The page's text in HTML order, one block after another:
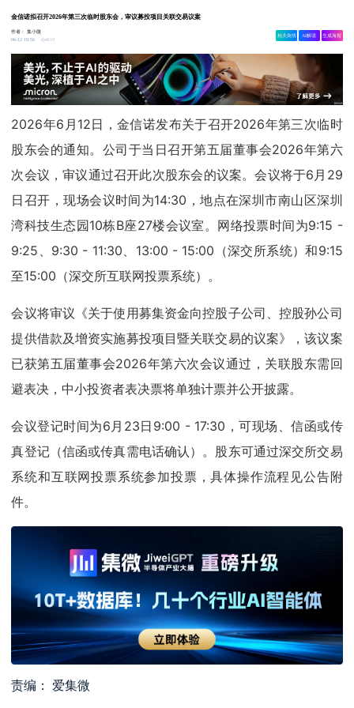
金信诺拟召开2026年第三次临时股东会，审议募投项目关联交易议案
作者：集小微
06-12 19:56
4619
相关舆情 AI解读 生成海报
2026年6月12日，金信诺发布关于召开2026年第三次临时
股东会的通知。公司于当日召开第五届董事会2026年第六
次会议，审议通过召开此次股东会的议案。会议将于6月29
日召开，现场会议时间为14:30，地点在深圳市南山区深圳
湾科技生态园10栋B座27楼会议室。网络投票时间为9:15 -
9:25、9:30 - 11:30、13:00 - 15:00（深交所系统）和9:15
至15:00（深交所互联网投票系统）。
会议将审议《关于使用募集资金向控股子公司、控股孙公司
提供借款及增资实施募投项目暨关联交易的议案》，该议案
已获第五届董事会2026年第六次会议通过，关联股东需回
避表决，中小投资者表决票将单独计票并公开披露。
会议登记时间为6月23日9:00 - 17:30，可现场、信函或传
真登记（信函或传真需电话确认）。股东可通过深交所交易
系统和互联网投票系统参加投票，具体操作流程见公告附
件。
责编： 爱集微